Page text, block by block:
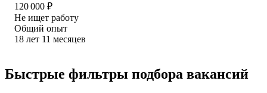
120 000 ₽
Не ищет работу
Общий опыт
18 лет 11 месяцев
Быстрые фильтры подбора вакансий